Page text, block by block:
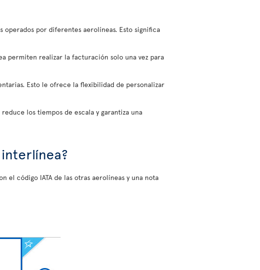
por diferentes aerolíneas. Esto significa
permiten realizar la facturación solo una vez para
Esto le ofrece la flexibilidad de personalizar
los tiempos de escala y garantiza una
código IATA de las otras aerolíneas y una nota